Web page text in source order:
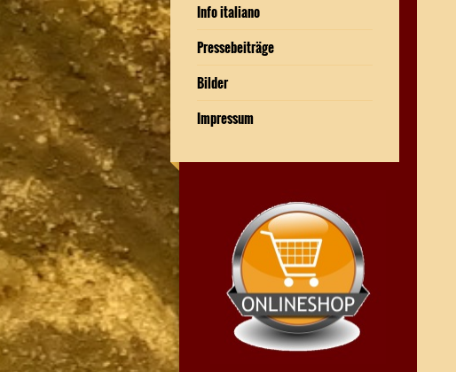
Info italiano
Pressebeiträge
Bilder
Impressum